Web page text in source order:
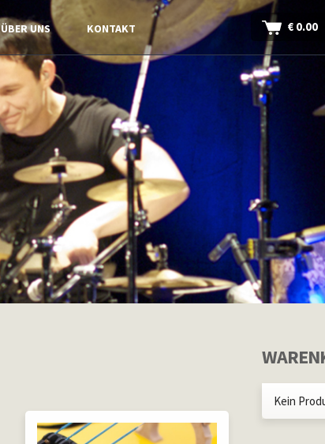
ÜBER UNS KONTAKT € 0.00
Kein